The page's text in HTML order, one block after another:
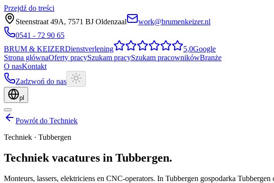
Przejdź do treści
Steenstraat 49A, 7571 BJ Oldenzaal
work@brumenkeizer.nl
0541 - 72 90 65
BRUM & KEIZERDienstverlening 5,0Google
Strona głównaOferty pracySzukam pracySzukam pracownikówBranże
O nasKontakt
Zadzwoń do nas
pl
Powrót do Techniek
Techniek · Tubbergen
Techniek vacatures in Tubbergen.
Monteurs, lassers, elektriciens en CNC-operators. In Tubbergen gospodarka